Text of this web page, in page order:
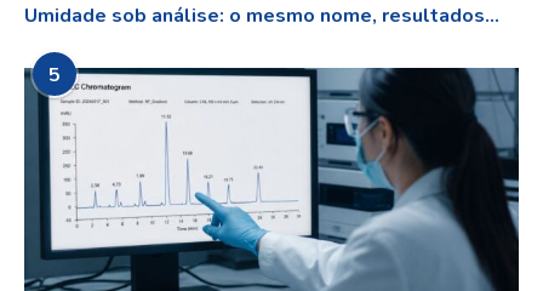
Umidade sob análise: o mesmo nome, resultados...
5